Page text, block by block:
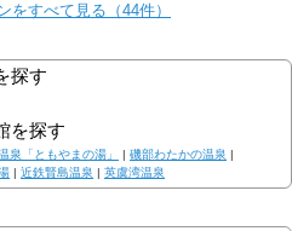
をすべて見る（44件）
探す
を探す
泉「ともやまの湯」 | 磯部わたかの温泉 |
| 近鉄賢島温泉 | 英虞湾温泉